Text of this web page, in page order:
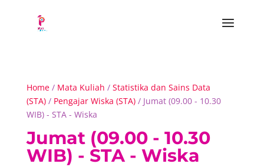
Home/ Mata Kuliah / Statistika dan Sains Data
(STA)/ Pengajar Wiska (STA)/ Jumat (09.00 - 10.30
WIB) - STA - Wiska
Jumat (09.00 - 10.30
WIB) - STA - Wiska